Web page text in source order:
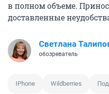
в полном объеме.
доставленные
Светлана
обозреватель
IPhone Wildberries